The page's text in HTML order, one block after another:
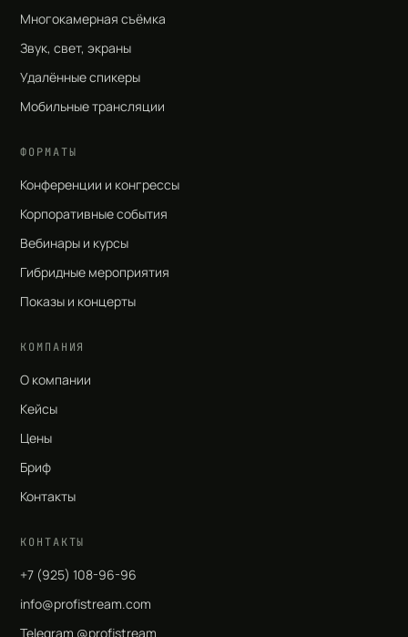
Многокамерная съёмка
Звук, свет, экраны
Удалённые спикеры
Мобильные трансляции
ФОРМАТЫ
Конференции и конгрессы
Корпоративные события
Вебинары и курсы
Гибридные мероприятия
Показы и концерты
КОМПАНИЯ
О компании
Кейсы
Цены
Бриф
Контакты
КОНТАКТЫ
+7 (925) 108-96-96
info@profistream.com
Telegram @profistream